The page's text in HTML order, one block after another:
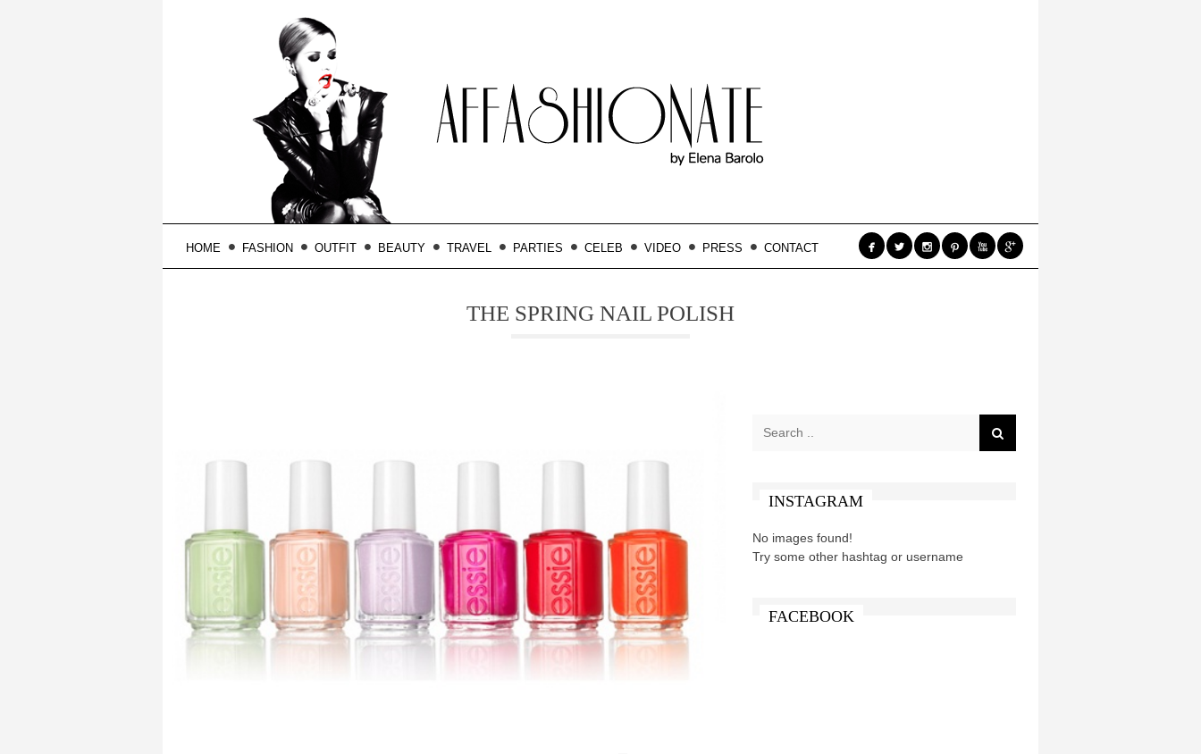
HOME FASHION OUTFIT BEAUTY TRAVEL PARTIES CELEB VIDEO PRESS CONTACT      
THE SPRING NAIL POLISH
INSTAGRAM
No images found!
Try some other hashtag or username
FACEBOOK